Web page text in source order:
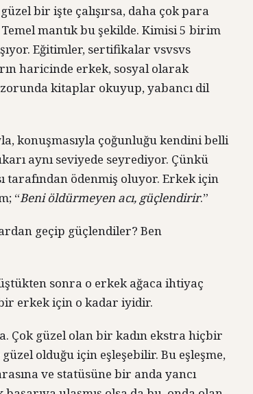
bir işte çalışırsa, daha çok para
mantık bu şekilde. Kimisi 5 birim
Eğitimler, sertifikalar vsvsvs
haricinde erkek, sosyal olarak
kitaplar okuyup, yabancı dil
konuşmasıyla çoğunluğu kendini belli
aynı seviyede seyrediyor. Çünkü
tarafından ödenmiş oluyor. Erkek için
“Beni öldürmeyen acı, güçlendirir.”
geçip güçlendiler? Ben
sonra o erkek ağaca ihtiyaç
erkek için o kadar iyidir.
Çok güzel olan bir kadın ekstra hiçbir
olduğu için eşleşebilir. Bu eşleşme,
ve statüsüne bir anda yancı